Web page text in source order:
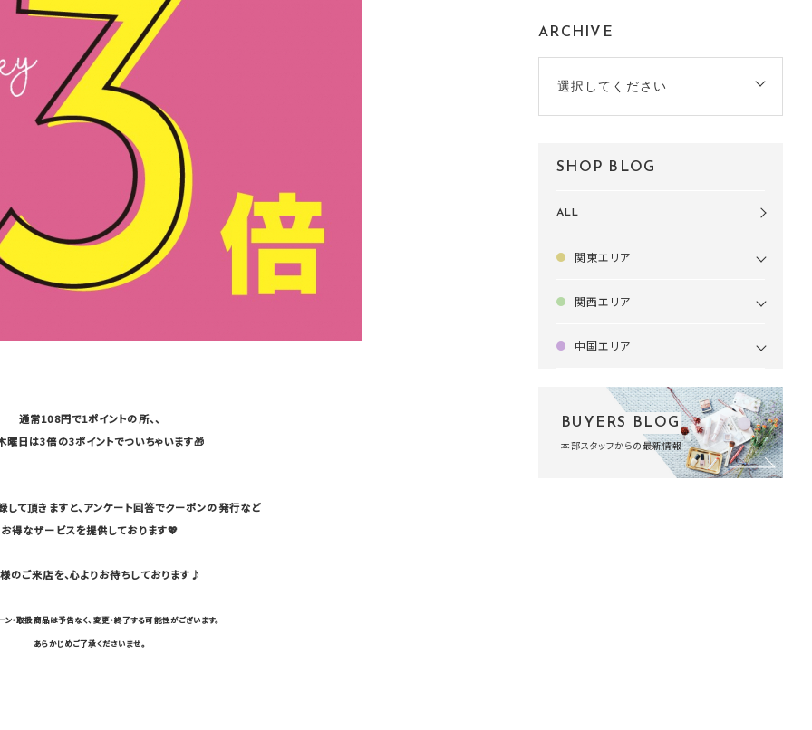
通常108円で1ポイントの所、、
曜日は3倍の3ポイントでついちゃいます🎁
て頂きますと、アンケート回答でクーポンの発行など
お得なザービスを提供しております💖
のご来店を、心よりお待ちしております♪
・取扱商品は予告なく、変更・終了する可能性がございます。
あらかじめご了承くださいませ。
ARCHIVE
選択してください
SHOP BLOG
ALL
関東エリア
関西エリア
中国エリア
BUYERS BLOG
本部スタッフからの最新情報